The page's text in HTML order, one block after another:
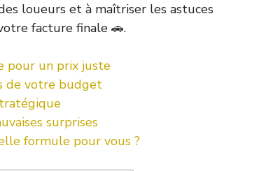
loueurs et à maîtriser les astuces
facture finale 🚗.
pour un prix juste
de votre budget
surprises
formule pour vous ?